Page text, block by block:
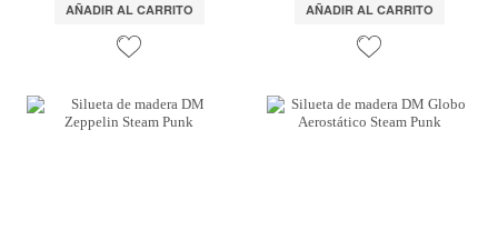
AÑADIR AL CARRITO AÑADIR AL CARRITO